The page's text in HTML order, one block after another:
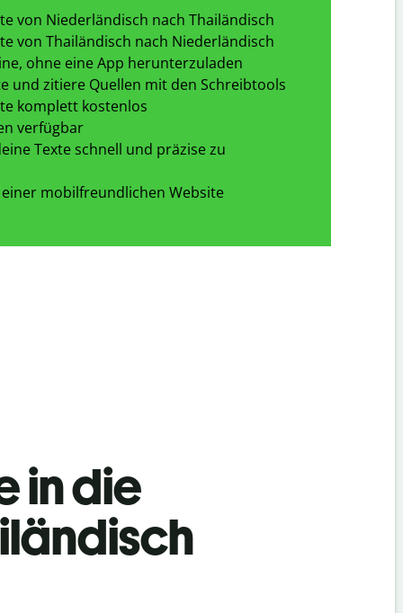
von Niederländisch nach Thailändisch
von Thailändisch nach Niederländisch
ohne eine App herunterzuladen
und zitiere Quellen mit den Schreibtools
komplett kostenlos
verfügbar
Texte schnell und präzise zu
mobilfreundlichen Website
in die